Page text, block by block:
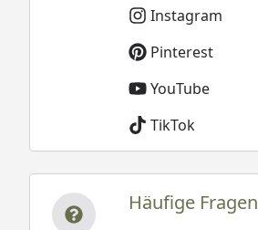
Instagram
Pinterest
YouTube
TikTok
Häufige Fragen